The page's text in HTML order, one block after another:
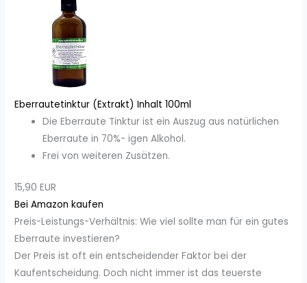
Eberrautetinktur (Extrakt) Inhalt 100ml
Die Eberraute Tinktur ist ein Auszug aus natürlichen
Eberraute in 70%- igen Alkohol.
Frei von weiteren Zusätzen.
15,90 EUR
Bei Amazon kaufen
Preis-Leistungs-Verhältnis: Wie viel sollte man für ein gutes
Eberraute investieren?
Der Preis ist oft ein entscheidender Faktor bei der
Kaufentscheidung. Doch nicht immer ist das teuerste